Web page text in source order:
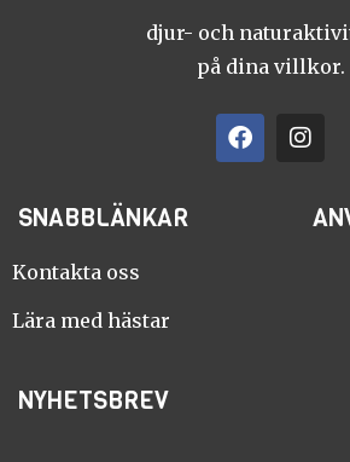
djur- och
på dina villkor.
F
a
c
I
n
a
SNABBLÄNKAR
Kontakta oss
Lära med hästar
NYHETSBREV